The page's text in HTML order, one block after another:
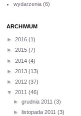
wydarzenia (6)
ARCHIWUM
► 2016 (1)
► 2015 (7)
► 2014 (4)
► 2013 (13)
► 2012 (37)
▼ 2011 (46)
►grudnia 2011(3)
►listopada 2011(3)